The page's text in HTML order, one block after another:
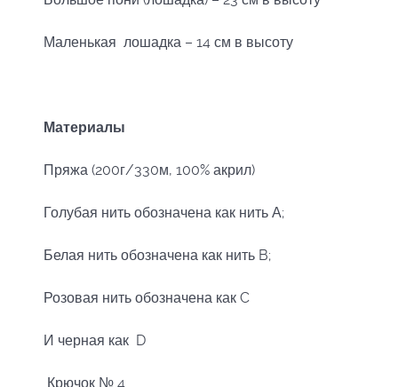
Маленькая лошадка – 14 см в высоту
Материалы
Пряжа (200г/330м, 100% акрил)
Голубая нить обозначена как нить А;
Белая нить обозначена как нить B;
Розовая нить обозначена как C
И черная как D
Крючок № 4